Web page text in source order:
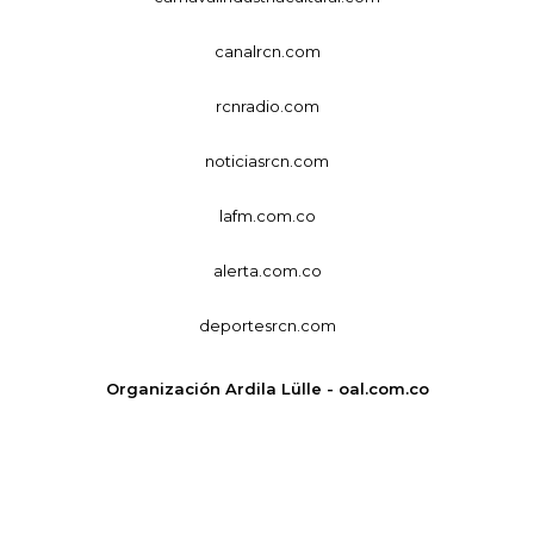
canalrcn.com
rcnradio.com
noticiasrcn.com
lafm.com.co
alerta.com.co
deportesrcn.com
Organización Ardila Lülle - oal.com.co